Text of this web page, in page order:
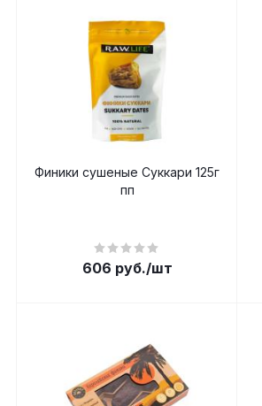
Финики сушеные Суккари 125г
пп
606 руб./шт